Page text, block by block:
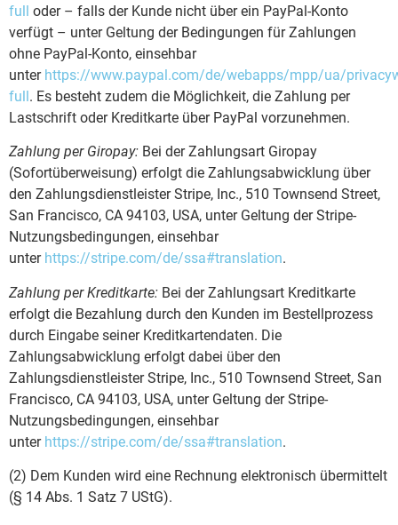
full oder – falls der Kunde nicht über ein PayPal-Konto
verfügt – unter Geltung der Bedingungen für Zahlungen
ohne PayPal-Konto, einsehbar
unter https://www.paypal.com/de/webapps/mpp/ua/
full. Es besteht zudem die Möglichkeit, die Zahlung per
Lastschrift oder Kreditkarte über PayPal vorzunehmen.
Zahlung per Giropay: Bei der Zahlungsart Giropay
(Sofortüberweisung) erfolgt die Zahlungsabwicklung über
den Zahlungsdienstleister Stripe, Inc., 510 Townsend Street,
San Francisco, CA 94103, USA, unter Geltung der Stripe-
Nutzungsbedingungen, einsehbar
unter https://stripe.com/de/ssa#translation.
Zahlung per Kreditkarte: Bei der Zahlungsart Kreditkarte
erfolgt die Bezahlung durch den Kunden im Bestellprozess
durch Eingabe seiner Kreditkartendaten. Die
Zahlungsabwicklung erfolgt dabei über den
Zahlungsdienstleister Stripe, Inc., 510 Townsend Street, San
Francisco, CA 94103, USA, unter Geltung der Stripe-
Nutzungsbedingungen, einsehbar
unter https://stripe.com/de/ssa#translation.
(2) Dem Kunden wird eine Rechnung elektronisch übermittelt
(§ 14 Abs. 1 Satz 7 UStG).